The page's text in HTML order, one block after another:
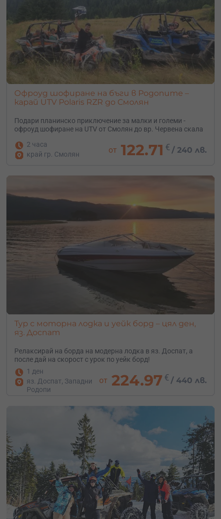
Офроуд шофиране на бъги в Родопите –
карай UTV Polaris RZR до Смолян
Подари планинско приключение за малки и големи -
офроуд шофиране на UTV от Смолян до вр. Червена скала
2 часа
край гр. Смолян
от 122.71 € /240 лв.
Тур с моторна лодка и уейк борд – цял ден,
яз. Доспат
Релаксирай на борда на модерна лодка в яз. Доспат, а
после дай на скорост с урок по уейк борд!
1 ден
яз. Доспат, Западни
Родопи
от 224.97 € / 440 лв.